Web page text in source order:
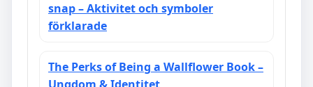
snap – Aktivitet och symboler
förklarade
The Perks of Being a Wallflower Book –